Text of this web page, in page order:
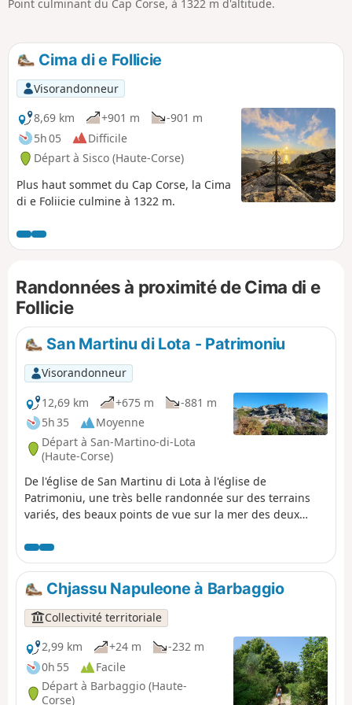
Point culminant du Cap Corse, à 1322 m d'altitude.
Cima di e Follicie
Visorandonneur
8,69 km
+901 m
-901 m
5h 05
Difficile
Départ à Sisco (Haute-Corse)
Plus haut sommet du Cap Corse, la Cima
di e Foliicie culmine à 1322 m.
Randonnées à proximité de Cima di e
Follicie
San Martinu di Lota - Patrimoniu
Visorandonneur
12,69 km
+675 m
-881 m
5h 35
Moyenne
Départ à San-Martino-di-Lota
(Haute-Corse)
De l'église de San Martinu di Lota à l'église de
Patrimoniu, une très belle randonnée sur des terrains
variés, des beaux points de vue sur la mer des deux
(Biguglia). Passage par des glacières. La montée est
facile, la descente beaucoup moins et il faut prévoir une
voiture à Patrimonio ou faire demi-tour avant les
antennes de Teghime.
Chjassu Napuleone à Barbaggio
Collectivité territoriale
2,99 km
+24 m
-232 m
0h 55
Facile
Départ à Barbaggio (Haute-
Corse)